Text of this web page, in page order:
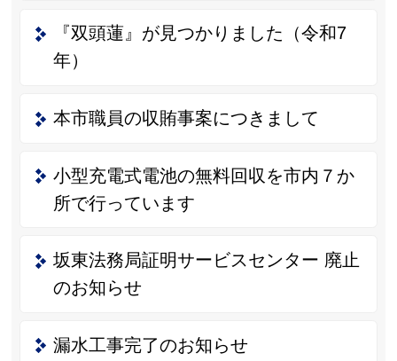
『双頭蓮』が見つかりました（令和7
年）
本市職員の収賄事案につきまして
小型充電式電池の無料回収を市内７か
所で行っています
坂東法務局証明サービスセンター 廃止
のお知らせ
漏水工事完了のお知らせ